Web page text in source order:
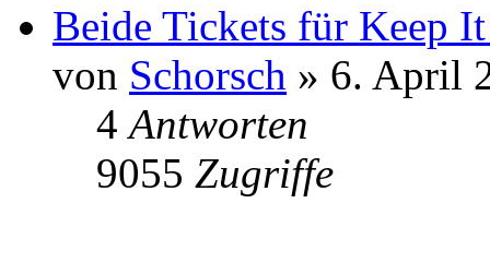
Beide Tickets für Keep
von Schorsch » 6. April
4Antworten
9055 Zugriffe